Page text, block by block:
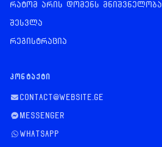
რატომ არის დომენს მნიშვნელობა
შესვლა
რეგისტრაცია
ᲙᲝᲜᲢᲐᲥᲢᲘ
contact@website.ge
Messenger
WhatsApp